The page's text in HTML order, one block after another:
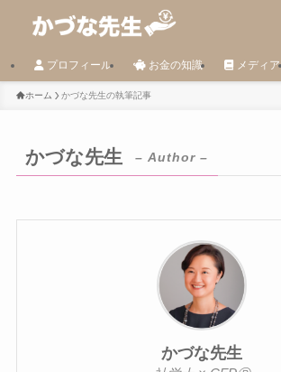
プロフィール お金の知識 メディア
ホーム かづな先生の執筆記事
かづな先生 – Author –
かづな先生